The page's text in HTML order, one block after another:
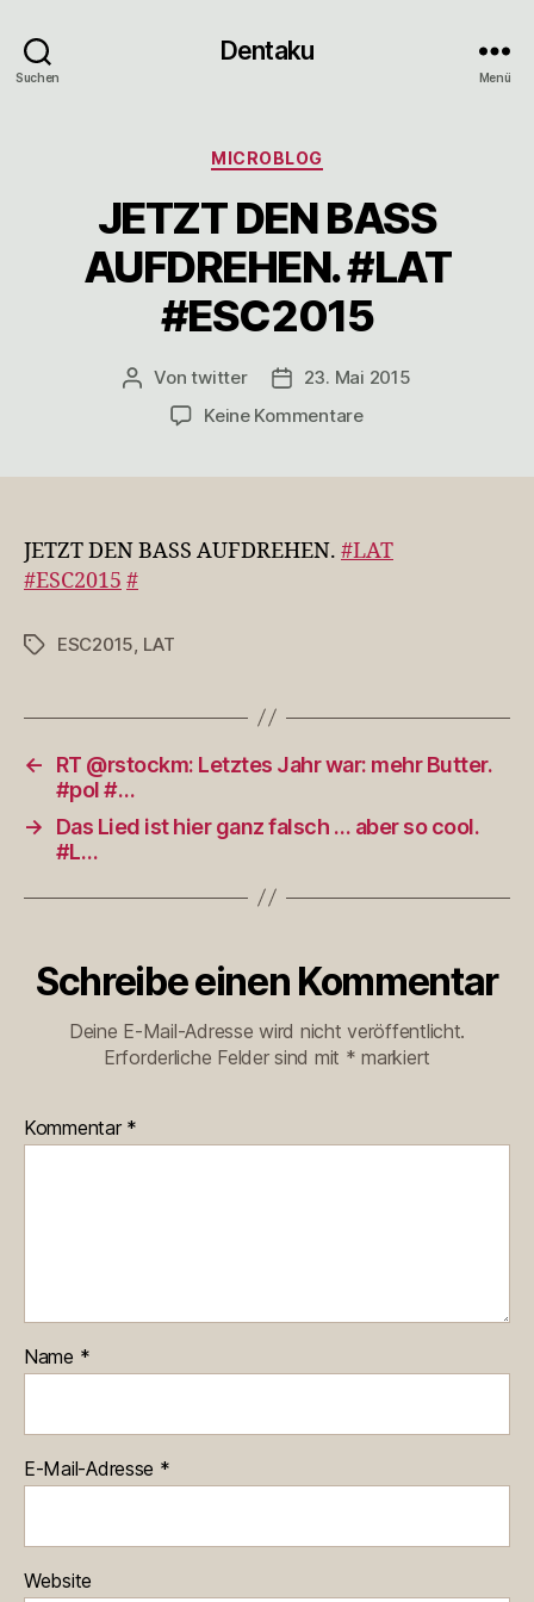
Suchen
Dentaku
Menü
Kategorien
MICROBLOG
JETZT DEN BASS
AUFDREHEN. #LAT
#ESC2015
Beitragsautor
Vontwitter Veröffentlichungsdatum
23. Mai 2015
Keine Kommentarezu
#LAT
JETZT DEN BASS AUFDREHEN. #LAT
#ESC2015 #
Schlagwörter
ESC2015 LAT
←
RT @rstockm: Letztes Jahr war: mehr Butter.
#pol #…
→
Das Lied ist hier ganz falsch … aber so cool.
#L…
Schreibe einen Kommentar
Deine E-Mail-Adresse wird nicht veröffentlicht.
Erforderliche Felder sind mit * markiert
Kommentar *
Name *
E-Mail-Adresse *
Website